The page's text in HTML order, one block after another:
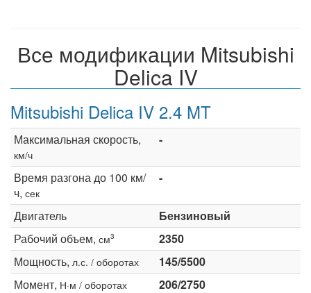
Все модификации Mitsubishi
Delica IV
Mitsubishi Delica IV 2.4 MT
Максимальная скорость,
км/ч
-
Время разгона до 100 км/
ч, сек
-
Двигатель
Бензиновый
Рабочий объем, см3
2350
Мощность, л.с. / оборотах
145/5500
Момент, Н·м / оборотах
206/2750